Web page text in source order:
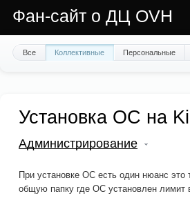
Фан-сайт о ДЦ OVH
Все Коллективные Персональные
Установка ОС на
Администрирование
При установке ОС есть один нюанс это
общую папку где ОС установлен лимит